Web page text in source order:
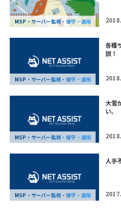
MSP・サーバー監視・保守・運用
MSP・サーバー監視・保守・運用
各種
説！
MSP・サーバー監視・保守・運用
大雪
い。
MSP・サーバー監視・保守・運用
人手